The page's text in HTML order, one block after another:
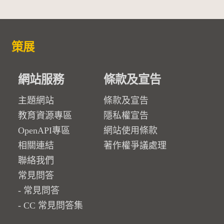
策展
網站服務
主題網站
教育資源專區
OpenAPI專區
相關連結
聯絡我們
常見問答
常見問答
CC 常見問答集
條款及宣告
條款及宣告
隱私權宣告
網站使用條款
著作權爭議處理